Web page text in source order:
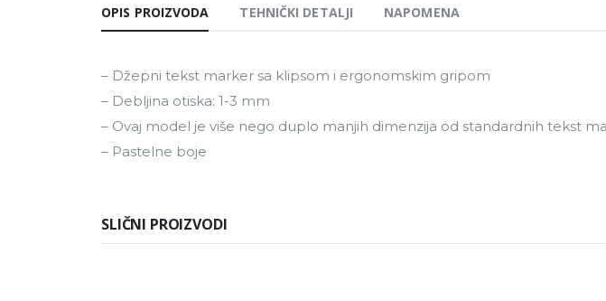
OPIS PROIZVODA TEHNIČKI DETALJI NAPOMENA
– Džepni tekst marker sa klipsom i ergonomskim gripom
– Debljina otiska: 1-3 mm
– Ovaj model je više nego duplo manjih dimenzija od standardnih tekst
– Pastelne boje
SLIČNI PROIZVODI